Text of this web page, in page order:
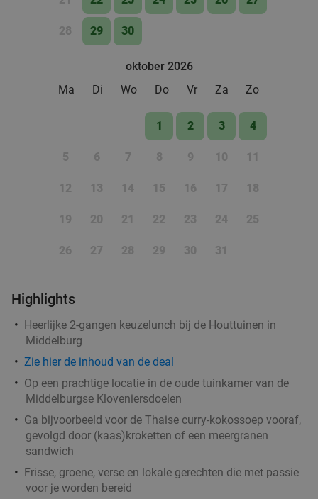
28 29 30
oktober 2026
Ma
Di Wo Do Vr Za Zo
1 2 3 4
5 6 7 8 9 10 11
12 13 14 15 16 17 18
19 20 21 22 23 24 25
26 27 28 29 30 31
Highlights
Heerlijke 2-gangen keuzelunch bij de Houttuinen in
Middelburg
Zie hier de inhoud van de deal
Op een prachtige locatie in de oude tuinkamer van de
Middelburgse Kloveniersdoelen
Ga bijvoorbeeld voor de Thaise curry-kokossoep vooraf,
gevolgd door (kaas)kroketten of een meergranen
sandwich
Frisse, groene, verse en lokale gerechten die met passie
voor je worden bereid